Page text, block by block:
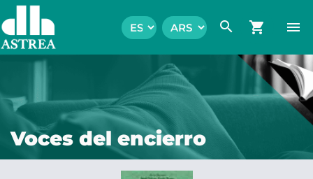
search shopping_cart menu
Voces del encierro